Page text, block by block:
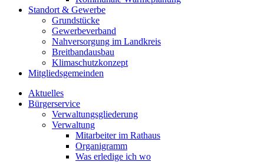
Standort & Gewerbe
Grundstücke
Gewerbeverband
Nahversorgung im Landkreis
Breitbandausbau
Klimaschutzkonzept
Mitgliedsgemeinden
Aktuelles
Bürgerservice
Verwaltungsgliederung
Verwaltung
Mitarbeiter im Rathaus
Organigramm
Was erledige ich wo